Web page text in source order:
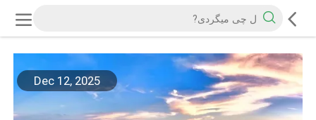
Dec 12, 2025